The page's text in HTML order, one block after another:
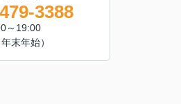
3388
～19:00
年末年始）